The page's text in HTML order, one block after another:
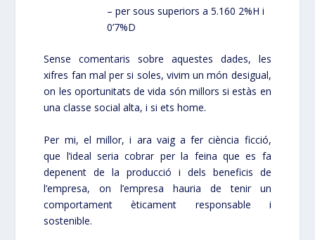
– per sous superiors a 5.160 2%H i
0’7%D
Sense comentaris sobre aquestes dades, les
xifres fan mal per si soles, vivim un món desigual,
on les oportunitats de vida són millors si estàs en
una classe social alta, i si ets home.
Per mi, el millor, i ara vaig a fer ciència ficció,
que l’ideal seria cobrar per la feina que es fa
depenent de la producció i dels beneficis de
l’empresa, on l’empresa hauria de tenir un
comportament èticament responsable i
sostenible.